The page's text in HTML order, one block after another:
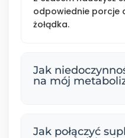
odpowiednie porcje
żołądka.
Jak
na mój
metabolizm, co
Jak połączyć